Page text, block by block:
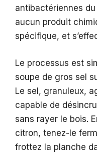
antibactériennes
aucun produit
spécifique, et
Le processus est
soupe de gros sel
Le sel, granuleux,
capable de
sans rayer le bois.
citron, tenez-le
frottez la planche